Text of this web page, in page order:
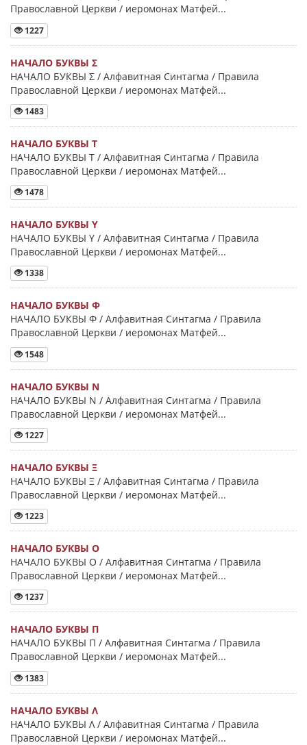
Православной Церкви / иеромонах Матфей...
1227
НАЧАЛО БУКВЫ Σ
НАЧАЛО БУКВЫ Σ / Алфавитная Синтагма / Правила
Православной Церкви / иеромонах Матфей...
1483
НАЧАЛО БУКВЫ Τ
НАЧАЛО БУКВЫ Τ / Алфавитная Синтагма / Правила
Православной Церкви / иеромонах Матфей...
1478
НАЧАЛО БУКВЫ Y
НАЧАЛО БУКВЫ Y / Алфавитная Синтагма / Правила
Православной Церкви / иеромонах Матфей...
1338
НАЧАЛО БУКВЫ Φ
НАЧАЛО БУКВЫ Φ / Алфавитная Синтагма / Правила
Православной Церкви / иеромонах Матфей...
1548
НАЧАЛО БУКВЫ Ν
НАЧАЛО БУКВЫ Ν / Алфавитная Синтагма / Правила
Православной Церкви / иеромонах Матфей...
1227
НАЧАЛО БУКВЫ Ξ
НАЧАЛО БУКВЫ Ξ / Алфавитная Синтагма / Правила
Православной Церкви / иеромонах Матфей...
1223
НАЧАЛО БУКВЫ Ο
НАЧАЛО БУКВЫ Ο / Алфавитная Синтагма / Правила
Православной Церкви / иеромонах Матфей...
1237
НАЧАЛО БУКВЫ Π
НАЧАЛО БУКВЫ Π / Алфавитная Синтагма / Правила
Православной Церкви / иеромонах Матфей...
1383
НАЧАЛО БУКВЫ Λ
НАЧАЛО БУКВЫ Λ / Алфавитная Синтагма / Правила
Православной Церкви / иеромонах Матфей...